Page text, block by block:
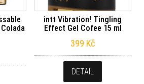
intt Vibration! Tingling
Effect Gel Cofee 15 ml
399 Kč
DETAIL